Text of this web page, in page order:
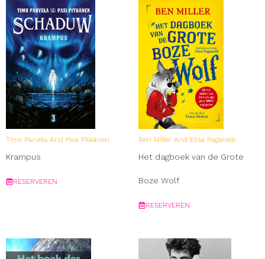
Timo Parvela And Pasi Pitkänen
Krampus
RESERVEREN
Ben Miller And Elisa Paganelli
Het dagboek van de Grote
Boze Wolf
RESERVEREN